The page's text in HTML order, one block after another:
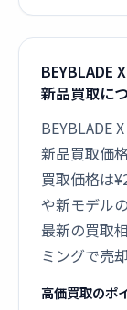
BEYBLADE
新品買取に
BEYBLADE
新品買取価
買取価格は
や新モデル
最新の買取
ミングで売
高価買取のポ